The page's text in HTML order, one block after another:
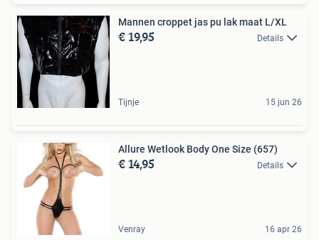
Mannen croppet jas pu lak maat L/XL
€ 19,95 Details
Tijnje 15 jun 26
Allure Wetlook Body One Size (657)
€ 14,95 Details
Venray 16 apr 26